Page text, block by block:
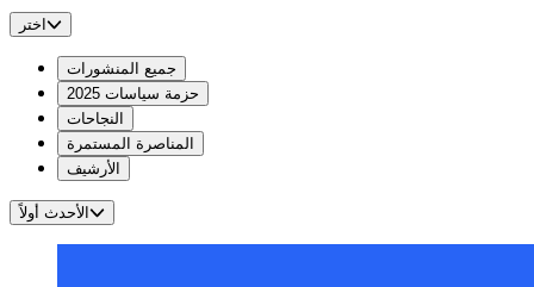
اختر
جميع المنشورات
حزمة سياسات 2025
النجاحات
المناصرة المستمرة
الأرشيف
الأحدث أولاً